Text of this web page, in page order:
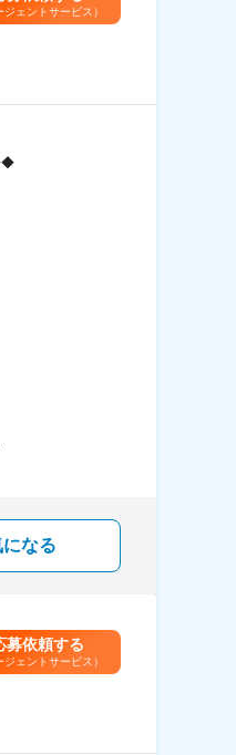
ジェントサービス）
なる
募依頼する
ジェントサービス）